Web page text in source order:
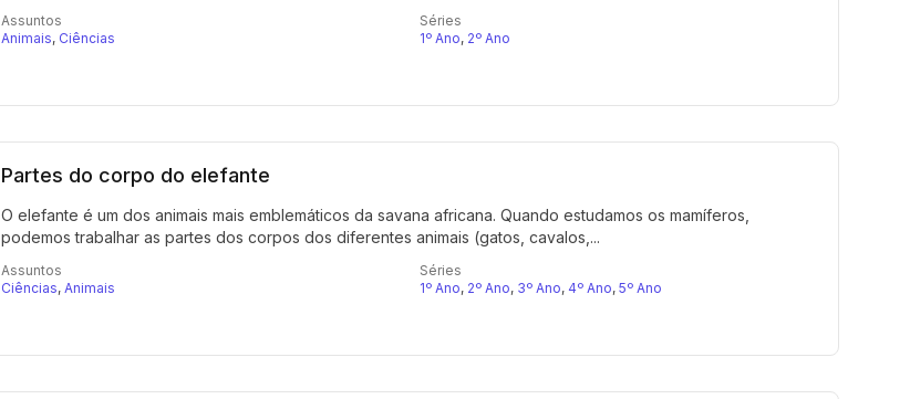
Assuntos
Animais, Ciências
Séries
1º Ano, 2º Ano
Partes do corpo do elefante
O elefante é um dos animais mais emblemáticos da savana africana. Quando estudamos os mamíferos,
podemos trabalhar as partes dos corpos dos diferentes animais (gatos, cavalos,...
Assuntos
Ciências, Animais
Séries
1º Ano, 2º Ano, 3º Ano, 4º Ano, 5º Ano